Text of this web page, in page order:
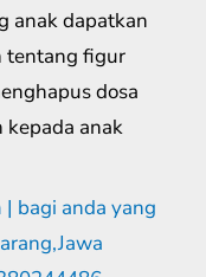
anak dapatkan
tentang figur
dosa
kepada anak